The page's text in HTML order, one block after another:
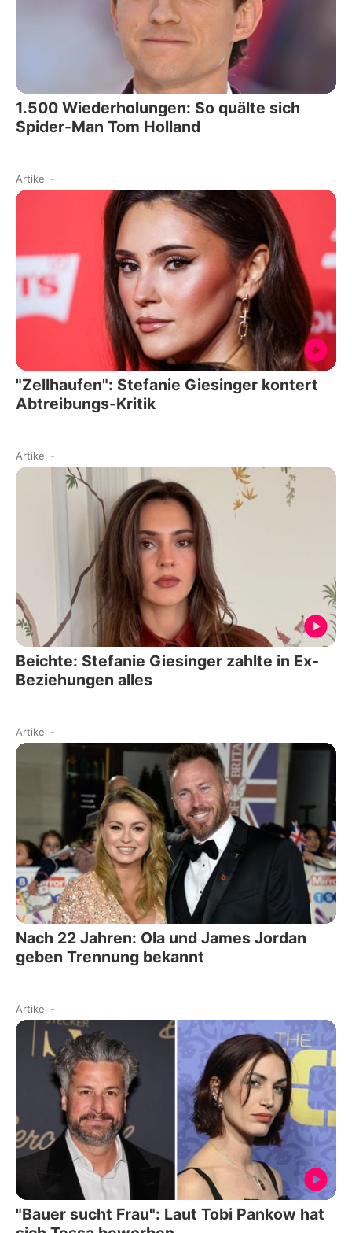
1.500 Wiederholungen: So quälte sich
Spider-Man Tom Holland
Artikel -
"Zellhaufen": Stefanie Giesinger kontert
Abtreibungs-Kritik
Artikel -
Beichte: Stefanie Giesinger zahlte in Ex-
Beziehungen alles
Artikel -
Nach 22 Jahren: Ola und James Jordan
geben Trennung bekannt
Artikel -
"Bauer sucht Frau": Laut Tobi Pankow hat